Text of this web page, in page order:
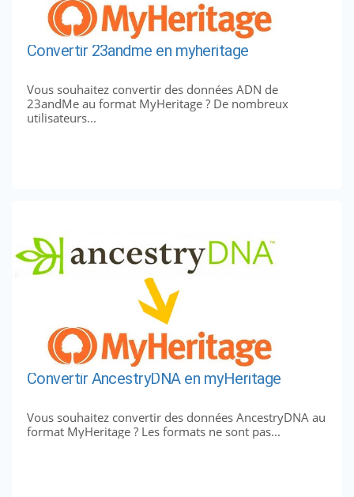
Convertir 23andme en myheritage
Vous souhaitez convertir des données ADN de
23andMe au format MyHeritage ? De nombreux
utilisateurs...
Convertir AncestryDNA en myHeritage
Vous souhaitez convertir des données AncestryDNA au
format MyHeritage ? Les formats ne sont pas...